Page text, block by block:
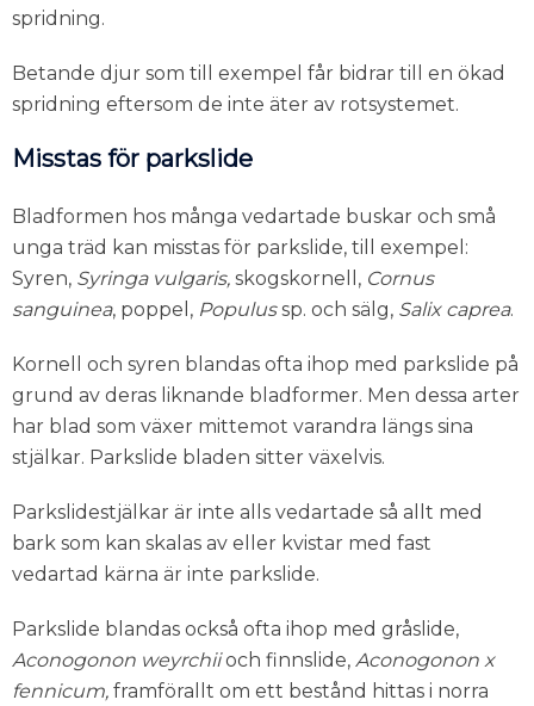
spridning.
Betande djur som till exempel får bidrar till en ökad
spridning eftersom de inte äter av rotsystemet.
Misstas för parkslide
Bladformen hos många vedartade buskar och små
unga träd kan misstas för parkslide, till exempel:
Syren, Syringa vulgaris, skogskornell, Cornus
sanguinea, poppel, Populussp. och sälg, Salix caprea.
Kornell och syren blandas ofta ihop med parkslide på
grund av deras liknande bladformer. Men dessa arter
har blad som växer mittemot varandra längs sina
stjälkar. Parkslide bladen sitter växelvis.
Parkslidestjälkar är inte alls vedartade så allt med
bark som kan skalas av eller kvistar med fast
vedartad kärna är inte parkslide.
Parkslide blandas också ofta ihop med gråslide,
Aconogonon weyrchiioch finnslide, Aconogonon x
fennicum, framförallt om ett bestånd hittas i norra